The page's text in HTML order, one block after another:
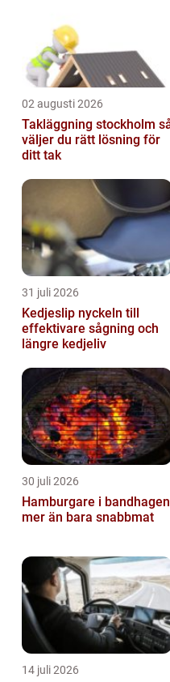
02 augusti 2026
Takläggning stockholm så
väljer du rätt lösning för
ditt tak
31 juli 2026
Kedjeslip nyckeln till
effektivare sågning och
längre kedjeliv
30 juli 2026
Hamburgare i bandhagen
mer än bara snabbmat
14 juli 2026